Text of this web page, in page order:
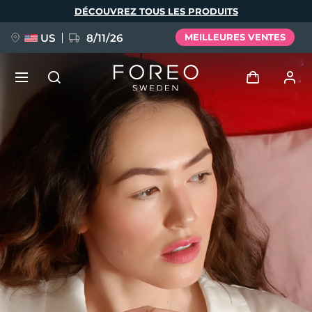
DÉCOUVREZ TOUS LES PRODUITS
US 8/11/26 MEILLEURES VENTES
Se connecter
Profil de l'utilisateur
Mes appareils
Mes commandes
Mes adresses
Mes abonnements
FAQ™ Pure Beauty-Tech Elixir
BREAKING NEWS
issa™ Teeth Whitening Set
Langue
English Deutsch
Español
Français
Português
Polski
Svenska
Русский
Türkçe
简体中文 繁體中文